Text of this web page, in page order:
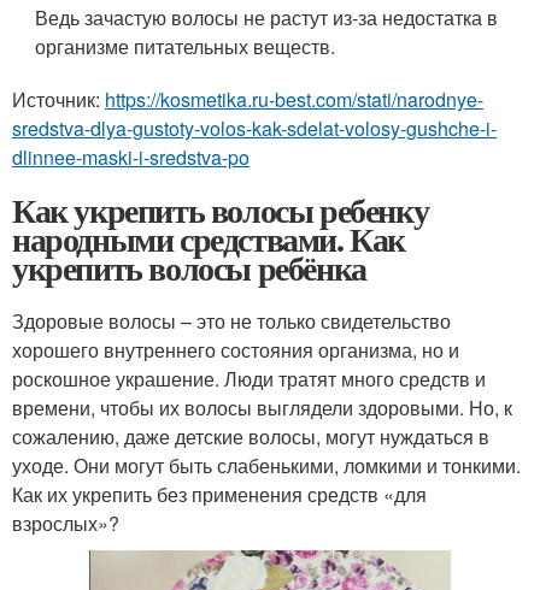
Ведь зачастую волосы не растут из-за недостатка в
организме питательных веществ.
Источник: https://kosmetika.ru-best.com/stati/narodnye-
sredstva-dlya-gustoty-volos-kak-sdelat-volosy-gushche-i-
dlinnee-maski-i-sredstva-po
Как укрепить волосы ребенку
народными средствами. Как
укрепить волосы ребёнка
Здоровые волосы – это не только свидетельство
хорошего внутреннего состояния организма, но и
роскошное украшение. Люди тратят много средств и
времени, чтобы их волосы выглядели здоровыми. Но, к
сожалению, даже детские волосы, могут нуждаться в
уходе. Они могут быть слабенькими, ломкими и тонкими.
Как их укрепить без применения средств «для
взрослых»?